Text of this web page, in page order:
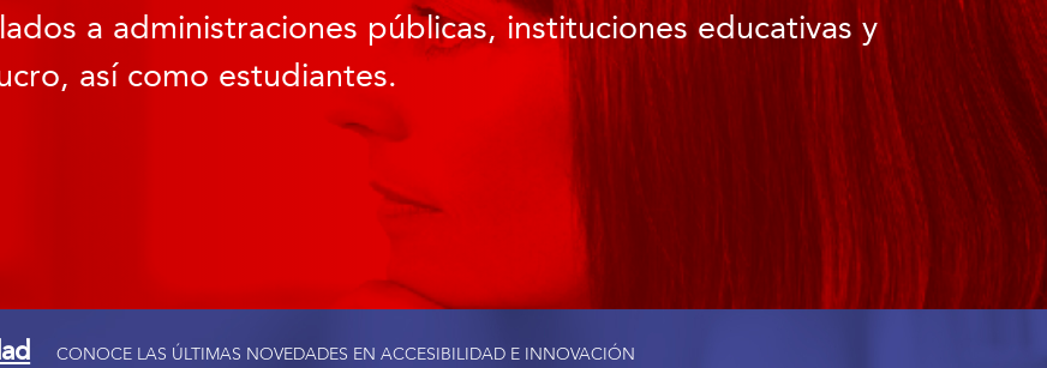
a administraciones públicas, instituciones educativas y
así como estudiantes.
CONOCE LAS ÚLTIMAS NOVEDADES EN ACCESIBILIDAD E INNOVACIÓN